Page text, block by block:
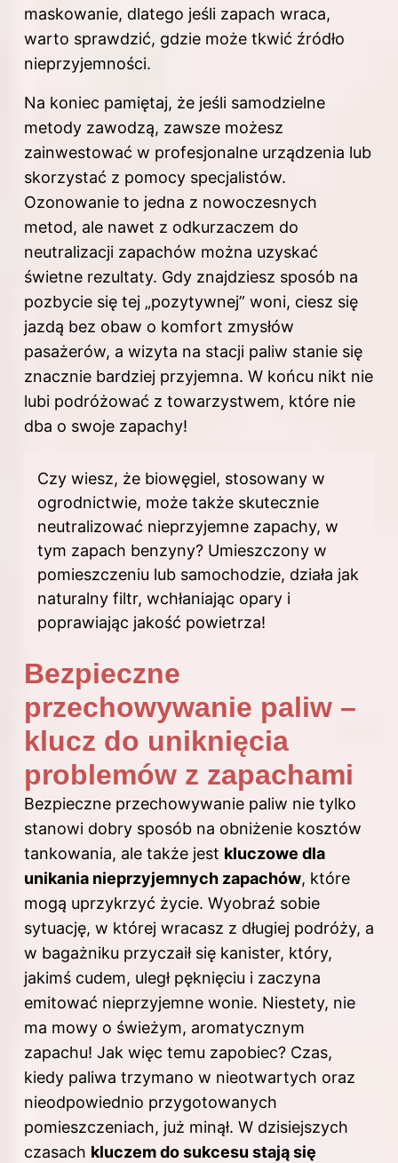
maskowanie, dlatego jeśli zapach wraca,
warto sprawdzić, gdzie może tkwić źródło
nieprzyjemności.
Na koniec pamiętaj, że jeśli samodzielne
metody zawodzą, zawsze możesz
zainwestować w profesjonalne urządzenia lub
skorzystać z pomocy specjalistów.
Ozonowanie to jedna z nowoczesnych
metod, ale nawet z odkurzaczem do
neutralizacji zapachów można uzyskać
świetne rezultaty. Gdy znajdziesz sposób na
pozbycie się tej „pozytywnej” woni, ciesz się
jazdą bez obaw o komfort zmysłów
pasażerów, a wizyta na stacji paliw stanie się
znacznie bardziej przyjemna. W końcu nikt nie
lubi podróżować z towarzystwem, które nie
dba o swoje zapachy!
Czy wiesz, że biowęgiel, stosowany w
ogrodnictwie, może także skutecznie
neutralizować nieprzyjemne zapachy, w
tym zapach benzyny? Umieszczony w
pomieszczeniu lub samochodzie, działa jak
naturalny filtr, wchłaniając opary i
poprawiając jakość powietrza!
Bezpieczne
przechowywanie paliw –
klucz do uniknięcia
problemów z zapachami
Bezpieczne przechowywanie paliw nie tylko
stanowi dobry sposób na obniżenie kosztów
tankowania, ale także jest kluczowe dla
unikania nieprzyjemnych zapachów, które
mogą uprzykrzyć życie. Wyobraź sobie
sytuację, w której wracasz z długiej podróży, a
w bagażniku przyczaił się kanister, który,
jakimś cudem, uległ pęknięciu i zaczyna
emitować nieprzyjemne wonie. Niestety, nie
ma mowy o świeżym, aromatycznym
zapachu! Jak więc temu zapobiec? Czas,
kiedy paliwa trzymano w nieotwartych oraz
nieodpowiednio przygotowanych
pomieszczeniach, już minął. W dzisiejszych
czasach kluczem do sukcesu stają się